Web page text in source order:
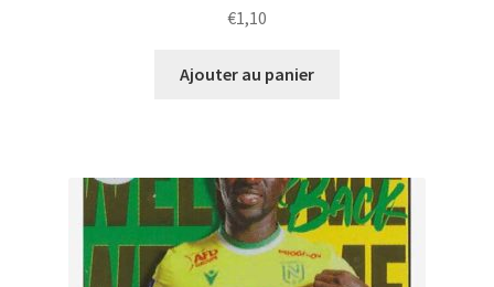
€1,10
Ajouter au panier